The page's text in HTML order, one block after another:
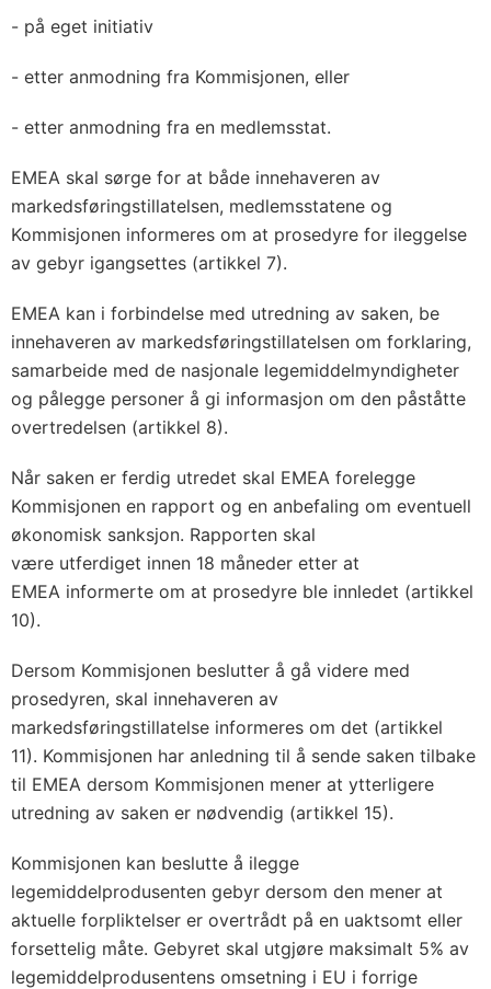
- på eget initiativ
- etter anmodning fra Kommisjonen, eller
- etter anmodning fra en medlemsstat.
EMEA skal sørge for at både innehaveren av
markedsføringstillatelsen, medlemsstatene og
Kommisjonen informeres om at prosedyre for ileggelse
av gebyr igangsettes (artikkel 7).
EMEA kan i forbindelse med utredning av saken, be
innehaveren av markedsføringstillatelsen om forklaring,
samarbeide med de nasjonale legemiddelmyndigheter
og pålegge personer å gi informasjon om den påståtte
overtredelsen (artikkel 8).
Når saken er ferdig utredet skal EMEA forelegge
Kommisjonen en rapport og en anbefaling om eventuell
økonomisk sanksjon. Rapporten skal
være utferdiget innen 18 måneder etter at
EMEA informerte om at prosedyre ble innledet (artikkel
10).
Dersom Kommisjonen beslutter å gå videre med
prosedyren, skal innehaveren av
markedsføringstillatelse informeres om det (artikkel
11). Kommisjonen har anledning til å sende saken tilbake
til EMEA dersom Kommisjonen mener at ytterligere
utredning av saken er nødvendig (artikkel 15).
Kommisjonen kan beslutte å ilegge
legemiddelprodusenten gebyr dersom den mener at
aktuelle forpliktelser er overtrådt på en uaktsomt eller
forsettelig måte. Gebyret skal utgjøre maksimalt 5% av
legemiddelprodusentens omsetning i EU i forrige